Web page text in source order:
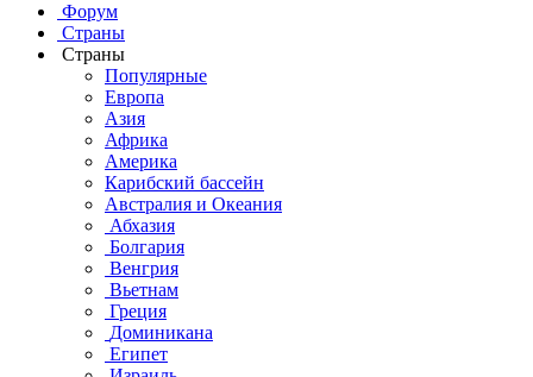
Форум
Страны
Страны
Популярные
Европа
Азия
Африка
Америка
Карибский бассейн
Австралия и Океания
Абхазия
Болгария
Венгрия
Вьетнам
Греция
Доминикана
Египет